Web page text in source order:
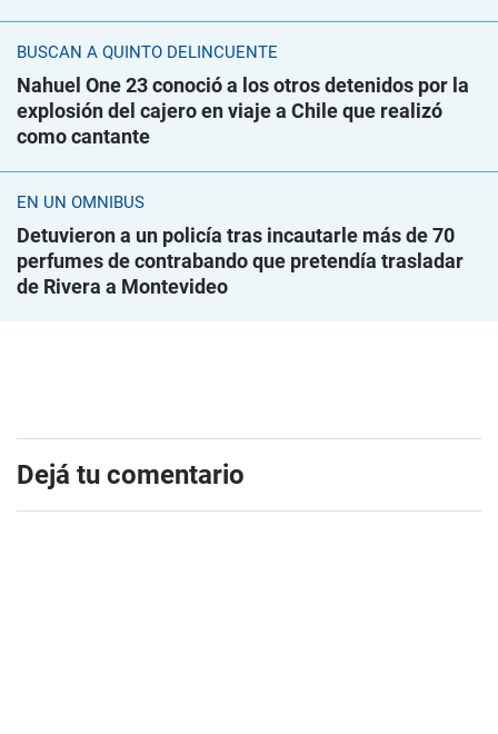
BUSCAN A QUINTO DELINCUENTE
Nahuel One 23 conoció a los otros detenidos por la
explosión del cajero en viaje a Chile que realizó
como cantante
EN UN ÓMNIBUS
Detuvieron a un policía tras incautarle más de 70
perfumes de contrabando que pretendía trasladar
de Rivera a Montevideo
Dejá tu comentario